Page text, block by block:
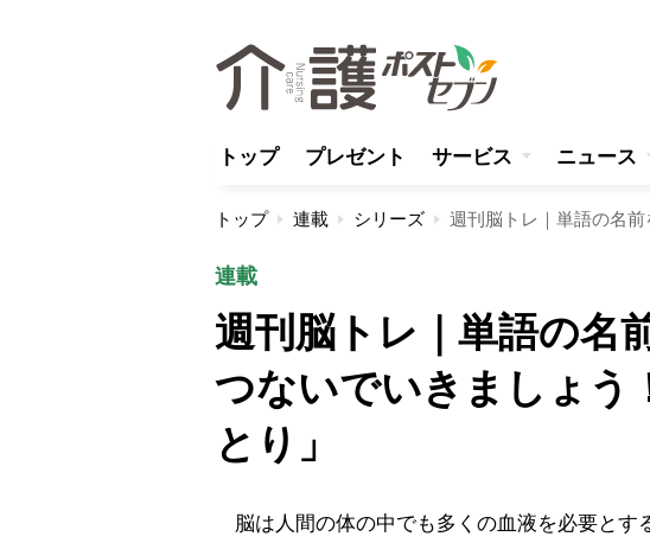
トップ プレゼント サービス ニュース
トップ 連載 シリーズ
連載
週刊脳トレ｜単語の名
つないでいきましょう
とり」
脳は人間の体の中でも多くの血液を必要とす